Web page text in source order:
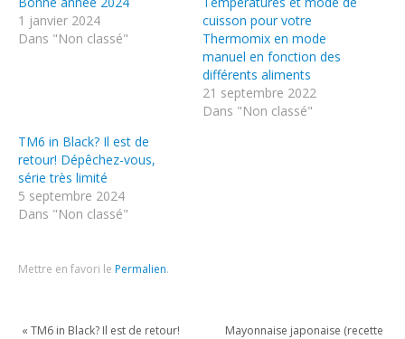
1 janvier 2024
Dans "Non classé"
cuisson pour votre
Thermomix en mode
manuel en fonction des
différents aliments
21 septembre 2022
Dans "Non classé"
TM6 in Black? Il est de
retour! Dépêchez-vous,
série très limité
5 septembre 2024
Dans "Non classé"
Mettre en favori le Permalien.
« TM6 in Black? Il est de retour!
Mayonnaise japonaise (recette